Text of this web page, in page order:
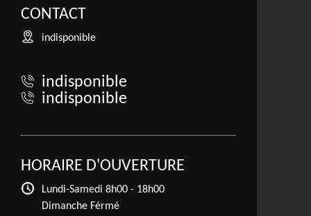
CONTACT
indisponible
indisponible
indisponible
HORAIRE D'OUVERTURE
Lundi-Samedi 8h00 - 18h00
Dimanche Férmé